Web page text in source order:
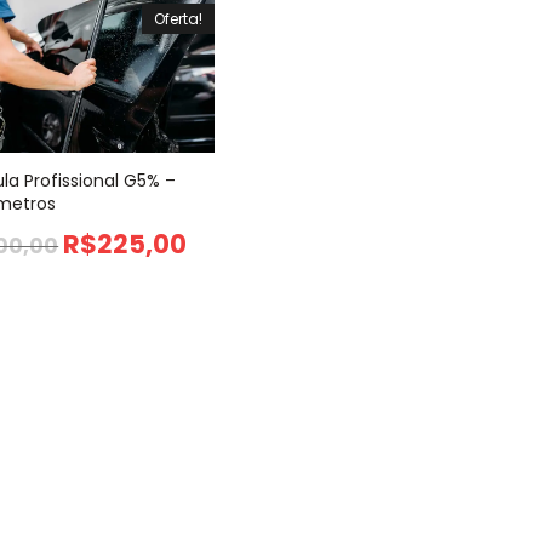
Oferta!
Profissional G5% –
R$225,00